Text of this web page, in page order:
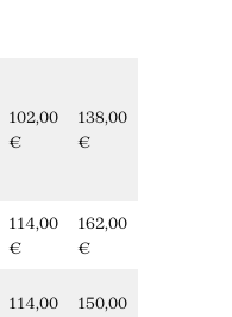
102,00
€
138,00
€
114,00
€
162,00
€
114,00
150,00